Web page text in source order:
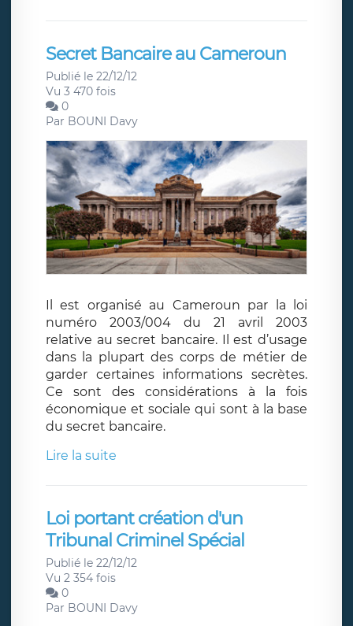
Secret Bancaire au Cameroun
Publié le 22/12/12
Vu 3 470 fois
0
Par BOUNI Davy
Il est organisé au Cameroun par la loi
numéro 2003/004 du 21 avril 2003
relative au secret bancaire. Il est d’usage
dans la plupart des corps de métier de
garder certaines informations secrètes.
Ce sont des considérations à la fois
économique et sociale qui sont à la base
du secret bancaire.
Lire la suite
Loi portant création d'un
Tribunal Criminel Spécial
Publié le 22/12/12
Vu 2 354 fois
0
Par BOUNI Davy